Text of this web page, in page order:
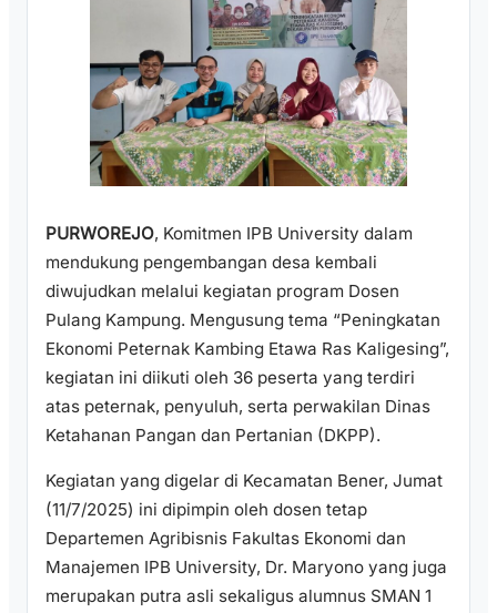
PURWOREJO, Komitmen IPB University dalam
mendukung pengembangan desa kembali
diwujudkan melalui kegiatan program Dosen
Pulang Kampung. Mengusung tema “Peningkatan
Ekonomi Peternak Kambing Etawa Ras Kaligesing”,
kegiatan ini diikuti oleh 36 peserta yang terdiri
atas peternak, penyuluh, serta perwakilan Dinas
Ketahanan Pangan dan Pertanian (DKPP).
Kegiatan yang digelar di Kecamatan Bener, Jumat
(11/7/2025) ini dipimpin oleh dosen tetap
Departemen Agribisnis Fakultas Ekonomi dan
Manajemen IPB University, Dr. Maryono yang juga
merupakan putra asli sekaligus alumnus SMAN 1